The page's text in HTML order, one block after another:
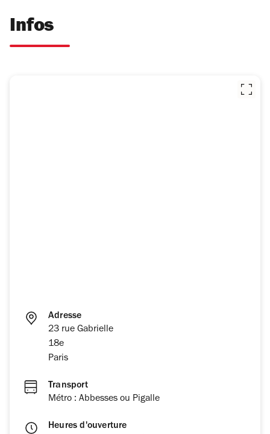
Infos
Adresse
23 rue Gabrielle
18e
Paris
Transport
Métro : Abbesses ou Pigalle
Heures d'ouverture